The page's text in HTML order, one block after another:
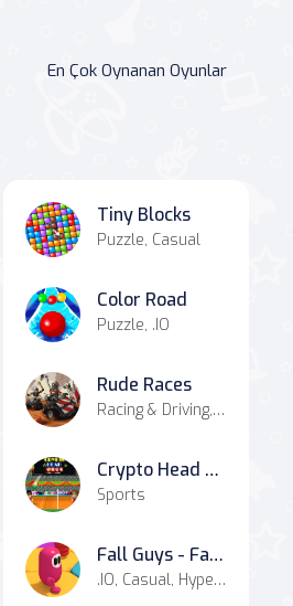
En Çok Oynanan Oyunlar
Tiny Blocks
Puzzle, Casual
Color Road
Puzzle, .IO
Rude Races
Racing & Driving, Battle
Crypto Head Ball
Sports
Fall Guys - Fall Beans
.IO, Casual, Hypercasual, Agility, Battle